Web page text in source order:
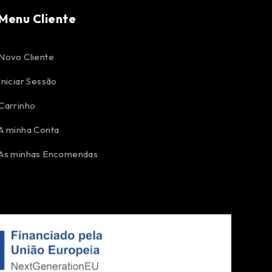
Cliente
Cliente
Sessão
minha Conta
minhas Encomendas